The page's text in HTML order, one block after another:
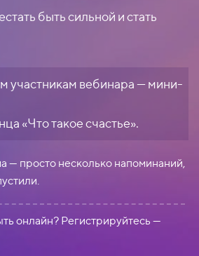
быть сильной и стать
участникам вебинара — мини-
«Что такое счастье».
— просто несколько напоминаний,
онлайн? Регистрируйтесь —